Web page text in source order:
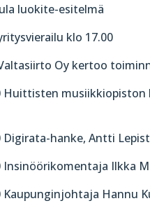
luokite-esitelmä
klo 17.00
Oy kertoo
Huittisten
Digirata-hanke, Antti
Insinöörikomentaja Ilkka
Kaupunginjohtaja Hannu